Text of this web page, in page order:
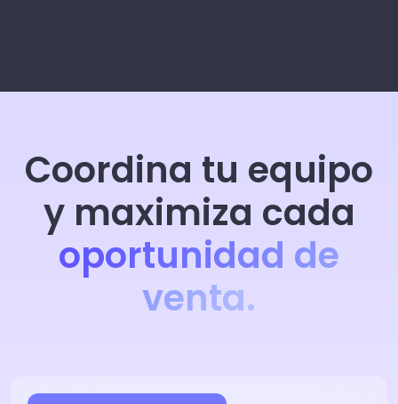
Coordina tu equipo
y maximiza cada
oportunidad de
venta.